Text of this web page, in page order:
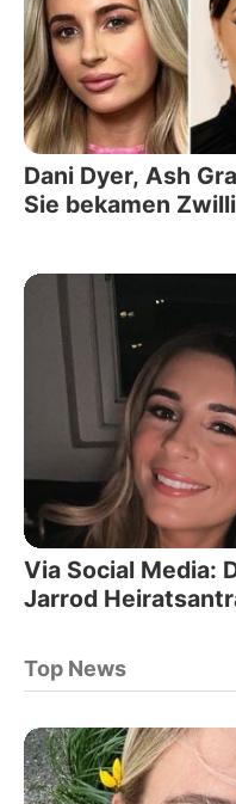
Dani Dyer, Ash
Sie bekamen
Via Social Media:
Jarrod
Top News